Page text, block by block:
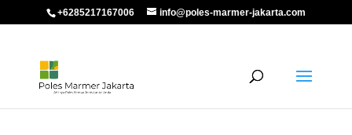
+6285217167006 info@poles-marmer-jakarta.com